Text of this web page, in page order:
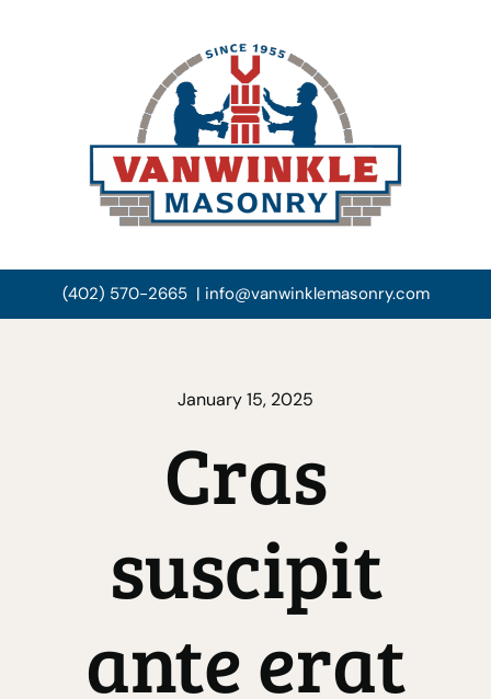
(402) 570-2665 | info@vanwinklemasonry.com
January 15, 2025
Cras
suscipit
ante erat